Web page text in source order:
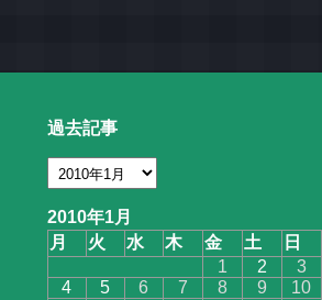
過去記事
2010年1月
月
火 水 木 金 土
日
1
2
3
4
5 6 7 8 9
10